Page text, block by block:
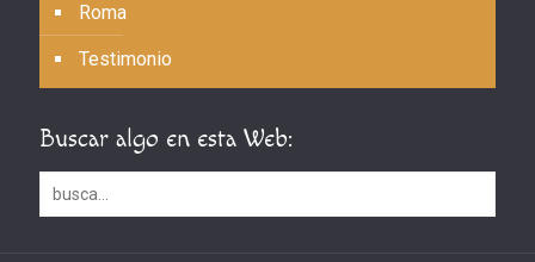
Roma
Testimonio
Buscar algo en esta Web: